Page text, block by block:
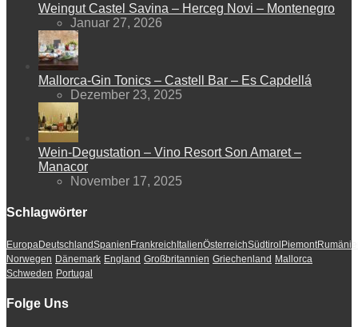
Weingut Castel Savina – Herceg Novi – Montenegro
Januar 27, 2026
Mallorca-Gin Tonics – Castell Bar – Es Capdellá
Dezember 23, 2025
Wein-Degustation – Vino Resort Son Amaret –
Manacor
November 17, 2025
Schlagwörter
EuropaDeutschlandSpanien Frankreich ItalienÖsterreichSüdtirol Piemont
Norwegen Dänemark England Großbritannien Griechenland Mallorca
Schweden Portugal
Folge Uns